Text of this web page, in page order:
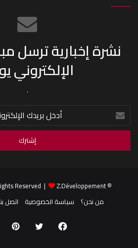
نشرة إخبارية ترسل
الإلكتروني
.
أدخل
بريدك
الإلكتروني
© Copyright 2026, All Rights Reserved |
Z.Développement
من نحن؟
سياسة الخصوصية اتصل
فيسبوكتويتر